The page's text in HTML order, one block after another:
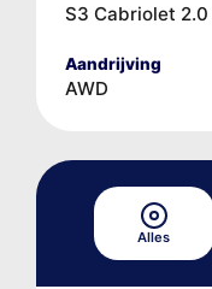
S3 Cabriolet
Aandrijving
AWD
Alles